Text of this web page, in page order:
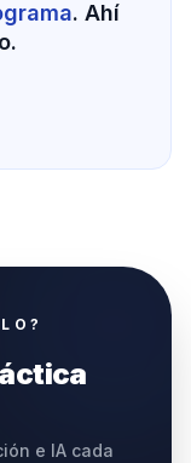
. Ahí
e IA cada